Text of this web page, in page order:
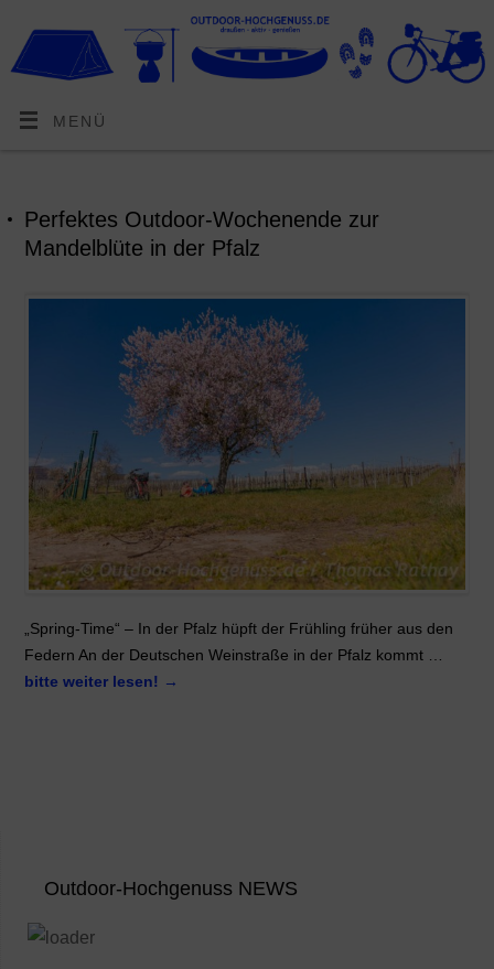
MENÜ
Perfektes Outdoor-Wochenende zur
Mandelblüte in der Pfalz
„Spring-Time“ – In der Pfalz hüpft der Frühling früher aus den
Federn An der Deutschen Weinstraße in der Pfalz kommt …
bitte weiter lesen! →
Outdoor-Hochgenuss NEWS